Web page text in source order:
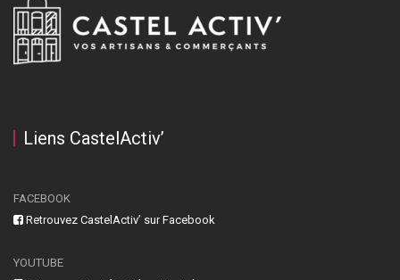
Liens CastelActiv’
FACEBOOK
Retrouvez CastelActiv’ sur Facebook
YOUTUBE